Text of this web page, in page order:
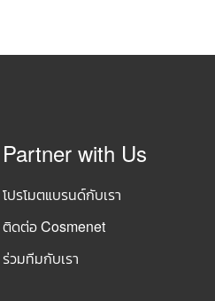
Partner with Us
โปรโมตแบรนด์กับเรา
ติดต่อ Cosmenet
ร่วมทีมกับเรา